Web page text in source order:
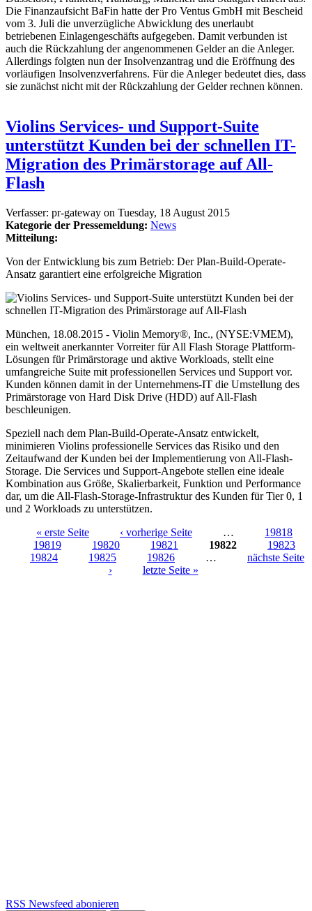
Die Finanzaufsicht BaFin hatte der Pro Ventus GmbH mit Bescheid
vom 3. Juli die unverzügliche Abwicklung des unerlaubt
betriebenen Einlagengeschäfts aufgegeben. Damit verbunden ist
auch die Rückzahlung der angenommenen Gelder an die Anleger.
Allerdings folgten nun der Insolvenzantrag und die Eröffnung des
vorläufigen Insolvenzverfahrens. Für die Anleger bedeutet dies, dass
sie zunächst nicht mit der Rückzahlung der Gelder rechnen können.
Violins Services- und Support-Suite
unterstützt Kunden bei der schnellen IT-
Migration des Primärstorage auf All-
Flash
Verfasser: pr-gateway on Tuesday, 18 August 2015
Kategorie der Pressemeldung: News
Mitteilung:
Von der Entwicklung bis zum Betrieb: Der Plan-Build-Operate-
Ansatz garantiert eine erfolgreiche Migration
München, 18.08.2015 - Violin Memory®, Inc., (NYSE:VMEM),
ein weltweit anerkannter Vorreiter für All Flash Storage Plattform-
Lösungen für Primärstorage und aktive Workloads, stellt eine
umfangreiche Suite mit professionellen Services und Support vor.
Kunden können damit in der Unternehmens-IT die Umstellung des
Primärstorage von Hard Disk Drive (HDD) auf All-Flash
beschleunigen.
Speziell nach dem Plan-Build-Operate-Ansatz entwickelt,
minimieren Violins professionelle Services das Risiko und den
Zeitaufwand der Kunden bei der Implementierung von All-Flash-
Storage. Die Services und Support-Angebote stellen eine ideale
Kombination aus Größe, Skalierbarkeit, Funktion und Performance
dar, um die All-Flash-Storage-Infrastruktur des Kunden für Tier 0, 1
und 2 Workloads zu unterstützen.
Seiten
« erste Seite ‹ vorherige Seite …
19818
19819
19820 19821 19822
19823
19824
19825 19826 …
nächste Seite
›
letzte Seite »
RSS Newsfeed abonieren